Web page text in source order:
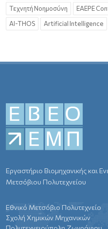
Τεχνητή Νοημοσύνη
EAEPE
AI-THOS
Artificial Intelligence
Εργαστήριο Βιομηχανικής και
Μετσόβιου Πολυτεχνείου
Εθνικό Μετσόβιο Πολυτεχνείο
Σχολή Χημικών Μηχανικών